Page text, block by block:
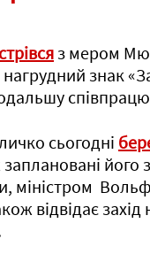
з мером
знак
співпрацю
сьогодні
його
міністром
відвідає